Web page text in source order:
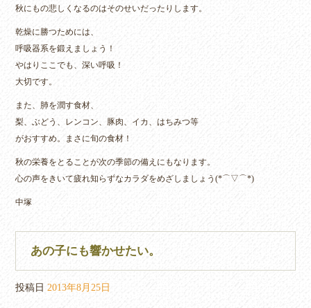
秋にもの悲しくなるのはそのせいだったりします。
乾燥に勝つためには、
呼吸器系を鍛えましょう！
やはりここでも、深い呼吸！
大切です。
また、肺を潤す食材、
梨、ぶどう、レンコン、豚肉、イカ、はちみつ等
がおすすめ。まさに旬の食材！
秋の栄養をとることが次の季節の備えにもなります。
心の声をきいて疲れ知らずなカラダをめざしましょう(*⌒▽⌒*)
中塚
あの子にも響かせたい。
投稿日 2013年8月25日